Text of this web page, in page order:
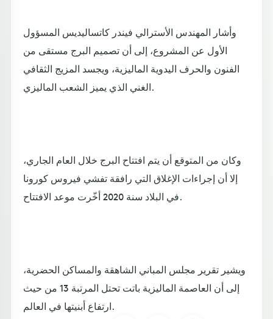
وأشار المهندس الأسترالي فيندر كاتساليديس المسؤول
الأول عن المشروع، إلى أن تصميم البرج مستقى من
الفنون والحرف اليدوية الماليزية، ويجسد المزيج الثقافي
الغني الذي يميز الشعب الماليزي.
وكان من المتوقع أن يتم افتتاح البرج خلال العام الجاري،
إلا أن إجراءات الإغلاق التي رافقة تفشي فيروس كورونا
في البلاد سنة 2020 أخّرت موعد الافتتاح.
ويشير تقرير مجلس المباني الشاهقة والمساكن الحضرية،
إلى أن العاصمة الماليزية باتت تحتل المرتبة 13 من حيث
ارتفاع أبنيتها في العالم.